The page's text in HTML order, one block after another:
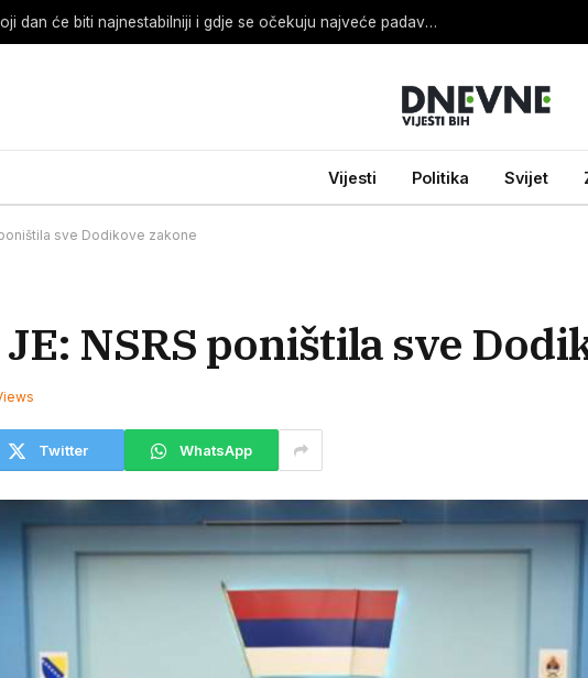
Sladić otkrio koji dan će biti najnestabilniji i gdje se očekuju najveće padavine
Vijesti Politika Svijet
sve Dodikove zakone
JE: NSRS poništila sve
Twitter WhatsApp